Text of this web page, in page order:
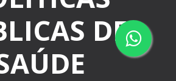
DE